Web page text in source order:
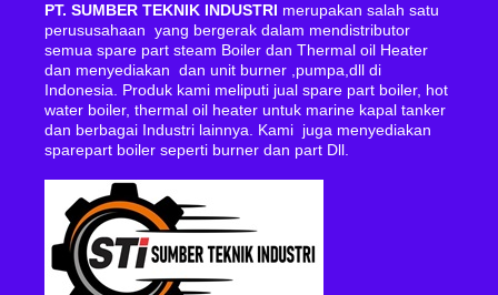
PT. SUMBER TEKNIK INDUSTRI merupakan salah satu
perususahaan yang bergerak dalam mendistributor
semua spare part steam Boiler dan Thermal oil Heater
dan menyediakan dan unit burner ,pumpa,dll di
Indonesia. Produk kami meliputi jual spare part boiler, hot
water boiler, thermal oil heater untuk marine kapal tanker
dan berbagai Industri lainnya. Kami juga menyediakan
sparepart boiler seperti burner dan part Dll.